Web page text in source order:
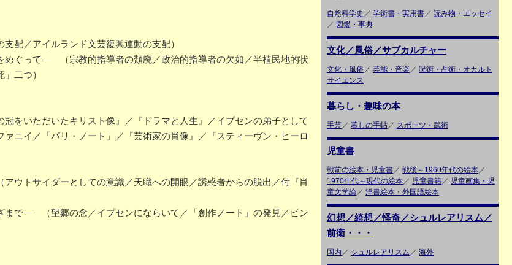
配／アイルランド文芸復興運動の支配）
ぐって― （宗教的指導者の頽廃／政治的指導者の欠如／半植民地的状
二つ）
をいただいたキリスト像』／『ドラマと人生』／イプセンの弟子として
ニイ／「パリ・ノート」／『芸術家の肖像』／『スティーヴン・ヒーロ
トサイダーとしての意識／天職への開眼／誘惑者からの脱出／付『肖
で― （望郷の念／イプセンにならいて／「創作ノート」の発見／ピン
自然科学史 ／ 学術書・実用書／ 読み物・エッセイ
／ 図鑑・事典
文化／風俗／サブカルチャー
文化・風俗／ 芸能・音楽 ／ 呪術・占術・オカルト
サイエンス
暮らし・趣味の本
手芸／ 暮しの手帖／ スポーツ・武術
児童書
戦前の絵本・児童書／ 戦後～1960年代の絵本／
1970年代～現代の絵本／ 児童書籍／ 児童画集・児
童文学論／ 洋書絵本・外国語絵本
幻想／綺想／怪奇／シュルレアリスム／
前衛・・・
国内 ／ シュルレアリスム ／ 海外